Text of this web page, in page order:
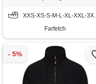
XXS-XS-S-M-L-XL-XXL-3XL-4XL
Farfetch